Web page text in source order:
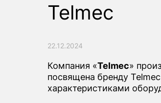
Telmec
22.12.2024
Компания «Telmec»
посвящена бренду
характеристиками